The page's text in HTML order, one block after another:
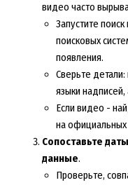
видео часто
Запустите
поисковых
появления.
Сверьте
языки надписей,
Если видео -
на официальных
Сопоставьте
данные.
Проверьте,